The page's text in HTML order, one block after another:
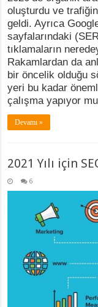
oluşturdu ve
geldi. Ayrıca
sayfalarındaki
tıklamaların
Rakamlardan da
bir öncelik olduğu
yeri bu kadar
çalışma yapıyor
Devamı »
2021 Yılı için
6